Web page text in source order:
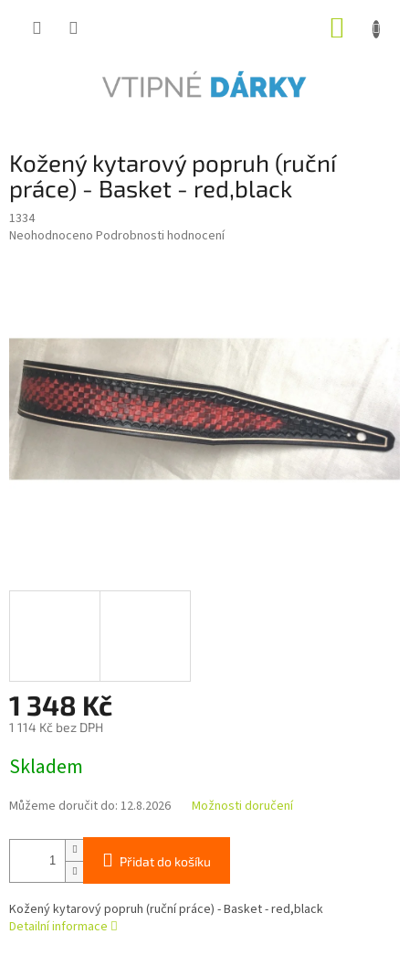
Kožený kytarový popruh (ruční
práce) - Basket - red,black
1334
Průměrné
5
hvězdiček.
Neohodnoceno Podrobnosti hodnocení
1 348 Kč
1 114 Kč bez DPH
cena:
Skladem
Můžeme doručit do: 12.8.2026 Možnosti doručení
Přidat do košíku
Kožený kytarový popruh (ruční práce) - Basket - red,black
Detailní informace